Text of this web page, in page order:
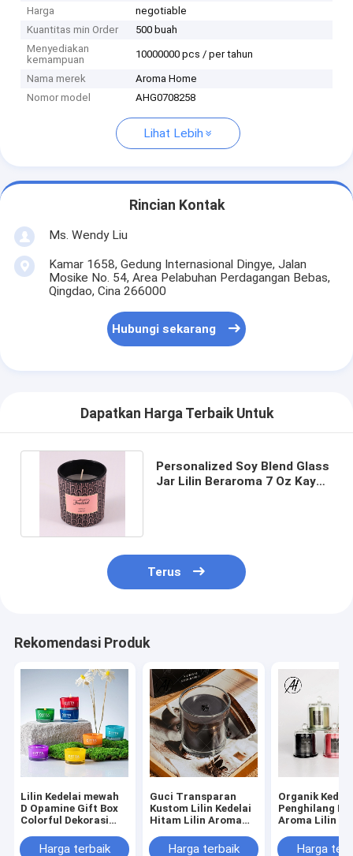
Harga
negotiable
Kuantitas min Order
500 buah
Menyediakan
kemampuan
10000000 pcs / per tahun
Nama merek
Aroma Home
Nomor model
AHG0708258
Lihat Lebih
Rincian Kontak
Ms. Wendy Liu
Kamar 1658, Gedung Internasional Dingye, Jalan
Mosike No. 54, Area Pelabuhan Perdagangan Bebas,
Qingdao, Cina 266000
Hubungi sekarang
Dapatkan Harga Terbaik Untuk
Personalized Soy Blend Glass
Jar Lilin Beraroma 7 Oz Kayu
Terus
Rekomendasi Produk
Lilin Kedelai mewah
D Opamine Gift Box
Colorful Dekorasi
pcs Harga terbaik
Guci Transparan
Kustom Lilin Kedelai
Hitam Lilin Aroma
KayuHarga terbaik
Organik
Penghilang
Aroma Lilin
KhususHarga